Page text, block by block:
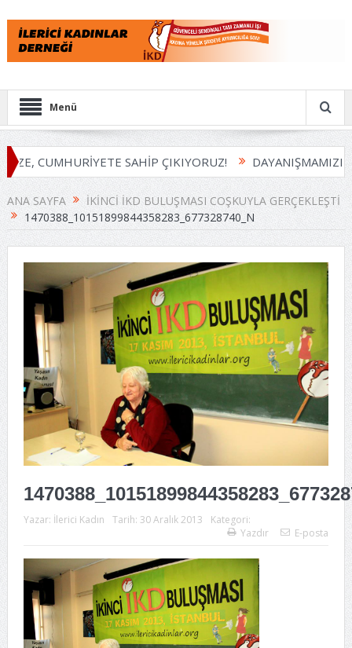
Menü
CUMHURİYETE SAHİP ÇIKIYORUZ! DAYANIŞMAMIZI
ANA SAYFA
İKINCI İKD BULUŞMASI COŞKUYLA GERÇEKLEŞTI
1470388_10151899844358283_677328740_N
Yazar: İlerici Kadın Tarih: 30 Aralık 2013
Kategori:
Yazdır
E-posta